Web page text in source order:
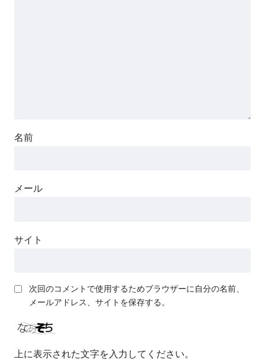
名前
メール
サイト
次回のコメントで使用するためブラウザーに自分の名前、
メールアドレス、サイトを保存する。
上に表示された文字を入力してください。